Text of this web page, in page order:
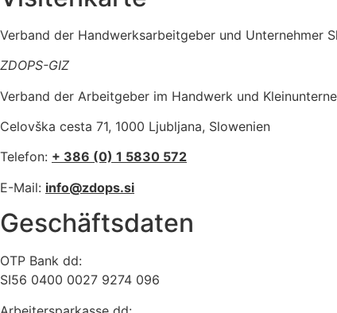
Verband der Handwerksarbeitgeber und Unternehmer
ZDOPS-GIZ
Verband der Arbeitgeber im Handwerk und
Celovška cesta 71, 1000 Ljubljana, Slowenien
Telefon: + 386 (0) 1 5830 572
E-Mail: info@zdops.si
Geschäftsdaten
OTP Bank dd:
SI56 0400 0027 9274 096